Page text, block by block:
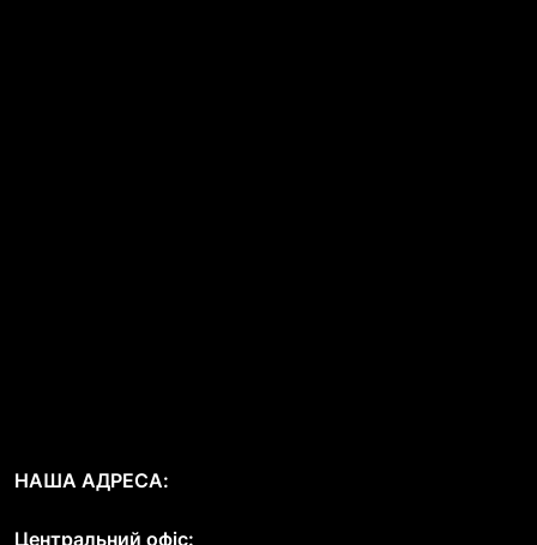
НАША АДРЕСА:
Центральний офіс: